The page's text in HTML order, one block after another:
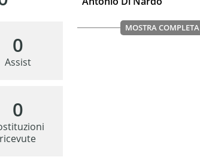
0
Assist
0
ricevute
MOSTRA COMPLETA